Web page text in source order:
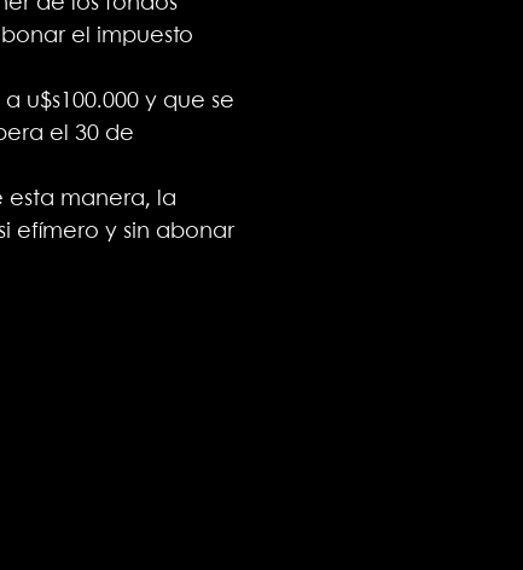
el impuesto
u$s100.000 y que se
el 30 de
esta manera, la
efímero y sin abonar